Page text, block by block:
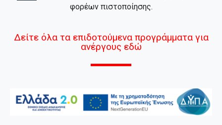
φορέων πιστοποίησης.
Δείτε όλα τα επιδοτούμενα προγράμματα για
ανέργους εδώ